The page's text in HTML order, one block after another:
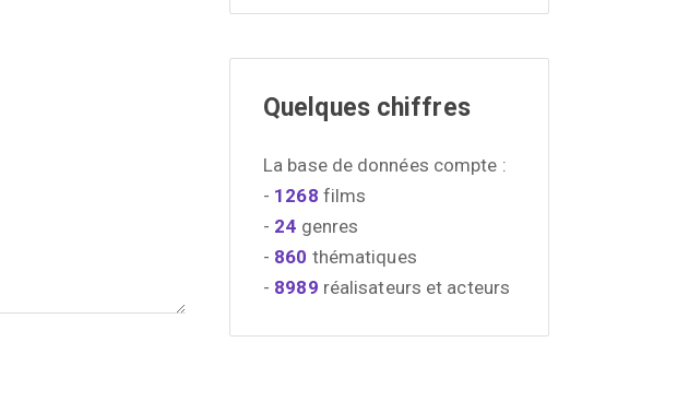
Quelques chiffres
La base de données compte :
- 1268 films
- 24 genres
- 860 thématiques
- 8989 réalisateurs et acteurs